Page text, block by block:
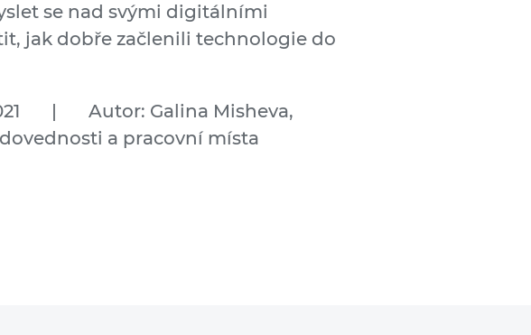
se nad svými digitálními
jak dobře začlenili technologie do
|
Autor: Galina Misheva,
a pracovní místa